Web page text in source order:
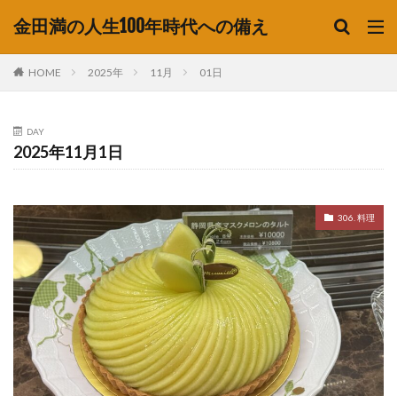
金田満の人生100年時代への備え
HOME 2025年 11月 01日
DAY
2025年11月1日
306. 料理